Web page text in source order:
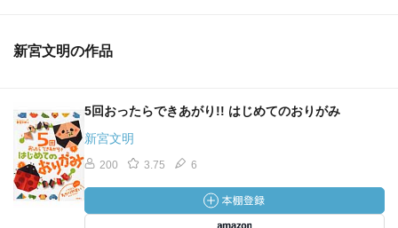
新宮文明の作品
5回おったらできあがり!! はじめてのおりがみ
新宮文明
200 3.75 6